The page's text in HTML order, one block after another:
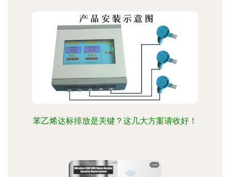
苯乙烯达标排放是关键？这几大方案请收好！